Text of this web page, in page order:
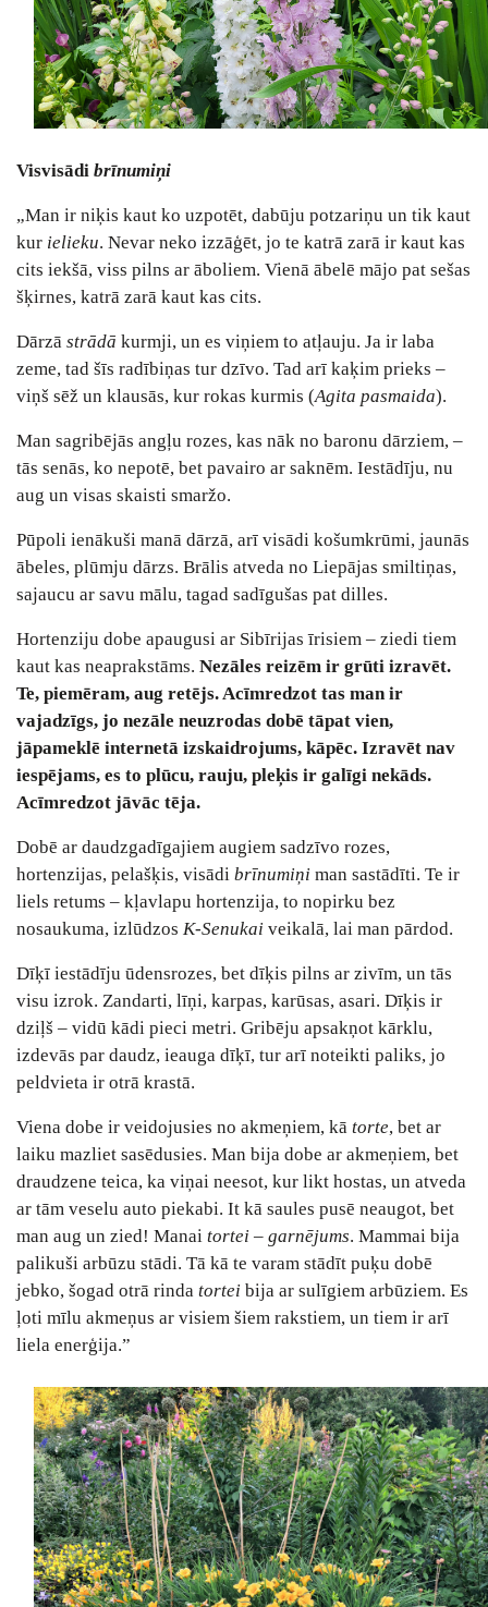
Visvisādi brīnumiņi
„Man ir niķis kaut ko uzpotēt, dabūju potzariņu un tik kaut
kur ielieku. Nevar neko izzāģēt, jo te katrā zarā ir kaut kas
cits iekšā, viss pilns ar āboliem. Vienā ābelē mājo pat sešas
šķirnes, katrā zarā kaut kas cits.
Dārzā strādā kurmji, un es viņiem to atļauju. Ja ir laba
zeme, tad šīs radībiņas tur dzīvo. Tad arī kaķim prieks ‒
viņš sēž un klausās, kur rokas kurmis (Agita pasmaida).
Man sagribējās angļu rozes, kas nāk no baronu dārziem, ‒
tās senās, ko nepotē, bet pavairo ar saknēm. Iestādīju, nu
aug un visas skaisti smaržo.
Pūpoli ienākuši manā dārzā, arī visādi košumkrūmi, jaunās
ābeles, plūmju dārzs. Brālis atveda no Liepājas smiltiņas,
sajaucu ar savu mālu, tagad sadīgušas pat dilles.
Hortenziju dobe apaugusi ar Sibīrijas īrisiem ‒ ziedi tiem
kaut kas neaprakstāms. Nezāles reizēm ir grūti izravēt.
Te, piemēram, aug retējs. Acīmredzot tas man ir
vajadzīgs, jo nezāle neuzrodas dobē tāpat vien,
jāpameklē internetā izskaidrojums, kāpēc. Izravēt nav
iespējams, es to plūcu, rauju, pleķis ir galīgi nekāds.
Acīmredzot jāvāc tēja.
Dobē ar daudzgadīgajiem augiem sadzīvo rozes,
hortenzijas, pelašķis, visādi brīnumiņi man sastādīti. Te ir
liels retums ‒ kļavlapu hortenzija, to nopirku bez
nosaukuma, izlūdzos K-Senukai veikalā, lai man pārdod.
Dīķī iestādīju ūdensrozes, bet dīķis pilns ar zivīm, un tās
visu izrok. Zandarti, līņi, karpas, karūsas, asari. Dīķis ir
dziļš ‒ vidū kādi pieci metri. Gribēju apsakņot kārklu,
izdevās par daudz, ieauga dīķī, tur arī noteikti paliks, jo
peldvieta ir otrā krastā.
Viena dobe ir veidojusies no akmeņiem, kā torte, bet ar
laiku mazliet sasēdusies. Man bija dobe ar akmeņiem, bet
draudzene teica, ka viņai neesot, kur likt hostas, un atveda
ar tām veselu auto piekabi. It kā saules pusē neaugot, bet
man aug un zied! Manai tortei ‒ garnējums. Mammai bija
palikuši arbūzu stādi. Tā kā te varam stādīt puķu dobē
jebko, šogad otrā rinda tortei bija ar sulīgiem arbūziem. Es
ļoti mīlu akmeņus ar visiem šiem rakstiem, un tiem ir arī
liela enerģija.”